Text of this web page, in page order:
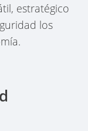
estratégico
los